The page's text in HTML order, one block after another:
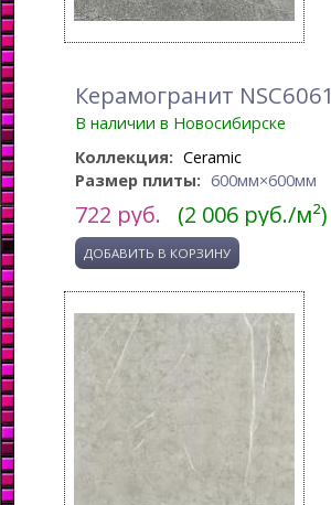
Керамогранит NSC6061
В наличии в Новосибирске
Коллекция: Ceramic
Размер плиты: 600мм×600мм
722 руб. (2 006 руб./м²)